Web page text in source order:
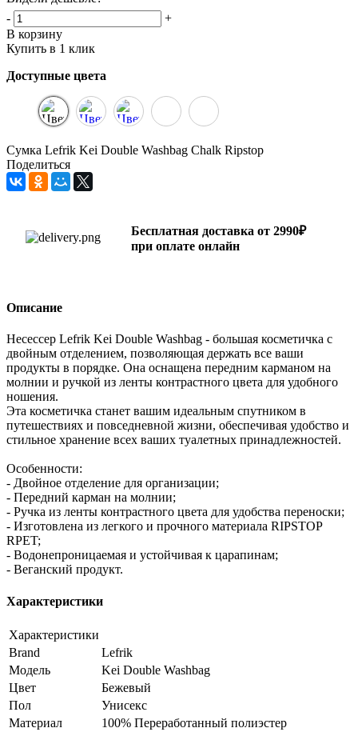
-
+
В корзину
Купить в 1 клик
Доступные цвета
Сумка Lefrik Kei Double Washbag Chalk Ripstop
Поделиться
Бесплатная доставка от 2990₽
при оплате онлайн
Описание
Несессер Lefrik Kei Double Washbag - большая косметичка с
двойным отделением, позволяющая держать все ваши
продукты в порядке. Она оснащена передним карманом на
молнии и ручкой из ленты контрастного цвета для удобного
ношения.
Эта косметичка станет вашим идеальным спутником в
путешествиях и повседневной жизни, обеспечивая удобство и
стильное хранение всех ваших туалетных принадлежностей.
Особенности:
- Двойное отделение для организации;
- Передний карман на молнии;
- Ручка из ленты контрастного цвета для удобства переноски;
- Изготовлена из легкого и прочного материала RIPSTOP
RPET;
- Водонепроницаемая и устойчивая к царапинам;
- Веганский продукт.
Характеристики
Характеристики
Brand
Lefrik
Модель
Kei Double Washbag
Цвет
Бежевый
Пол
Унисекс
Материал
100% Переработанный полиэстер